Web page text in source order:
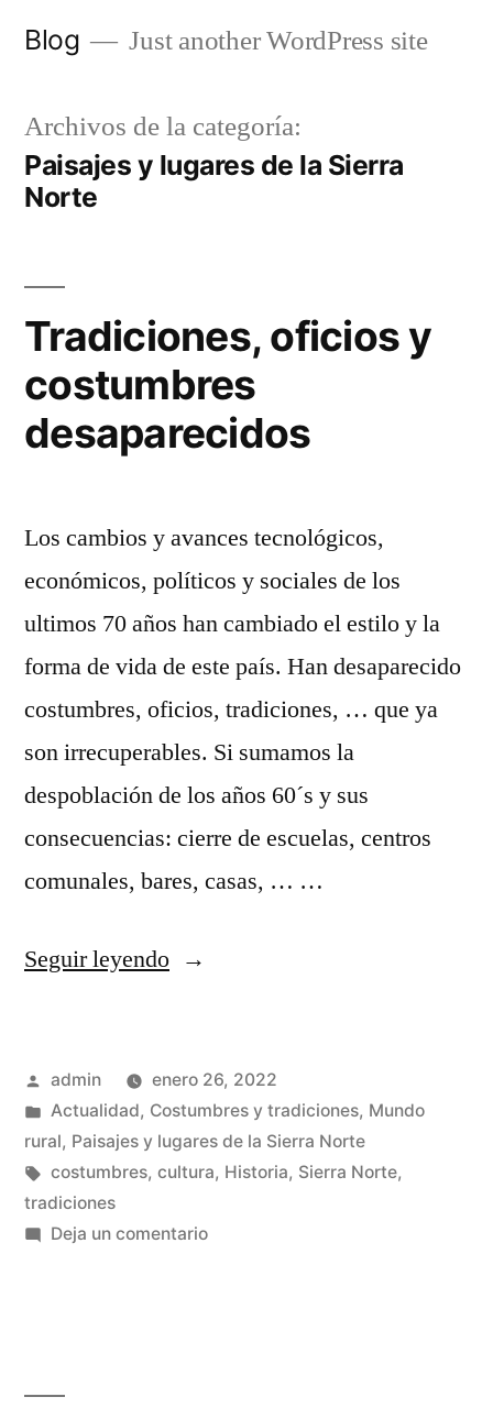
Blog Just another WordPress site
Archivos de la categoría:
Paisajes y lugares de la Sierra
Norte
Tradiciones, oficios y
costumbres
desaparecidos
Los cambios y avances tecnológicos,
económicos, políticos y sociales de los
ultimos 70 años han cambiado el estilo y la
forma de vida de este país. Han desaparecido
costumbres, oficios, tradiciones, … que ya
son irrecuperables. Si sumamos la
despoblación de los años 60´s y sus
consecuencias: cierre de escuelas, centros
comunales, bares, casas, … …
Seguir leyendo«Tradiciones,
costumbres
desaparecidos»
Publicado
por
admin
enero 26, 2022
Publicado
en
Actualidad, Costumbres y tradiciones, Mundo
rural, Paisajes y lugares de la Sierra Norte
Etiquetas:
costumbres, cultura, Historia, Sierra Norte,
tradiciones
Deja un comentarioen